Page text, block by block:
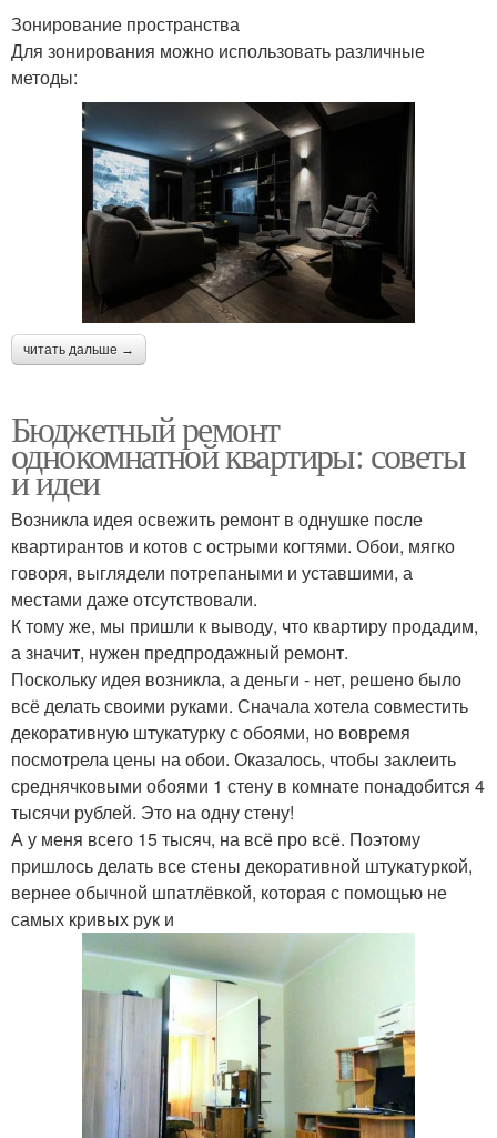
Зонирование пространства
Для зонирования можно использовать различные
методы:
читать дальше →
Бюджетный ремонт
однокомнатной квартиры: советы
и идеи
Возникла идея освежить ремонт в однушке после
квартирантов и котов с острыми когтями. Обои, мягко
говоря, выглядели потрепаными и уставшими, а
местами даже отсутствовали.
К тому же, мы пришли к выводу, что квартиру продадим,
а значит, нужен предпродажный ремонт.
Поскольку идея возникла, а деньги - нет, решено было
всё делать своими руками. Сначала хотела совместить
декоративную штукатурку с обоями, но вовремя
посмотрела цены на обои. Оказалось, чтобы заклеить
среднячковыми обоями 1 стену в комнате понадобится 4
тысячи рублей. Это на одну стену!
А у меня всего 15 тысяч, на всё про всё. Поэтому
пришлось делать все стены декоративной штукатуркой,
вернее обычной шпатлёвкой, которая с помощью не
самых кривых рук и